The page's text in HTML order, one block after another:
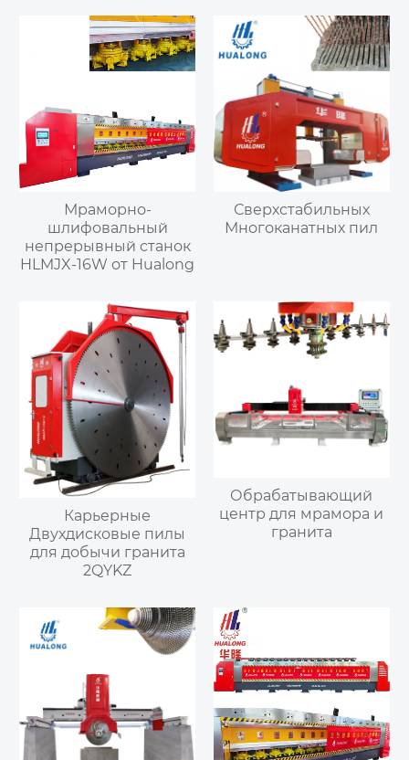
Мраморно-
шлифовальный
непрерывный станок
HLMJX-16W от Hualong
Сверхстабильных
Многоканатных пил
Карьерные
Двухдисковые пилы
для добычи гранита
2QYKZ
Обрабатывающий
центр для мрамора и
гранита